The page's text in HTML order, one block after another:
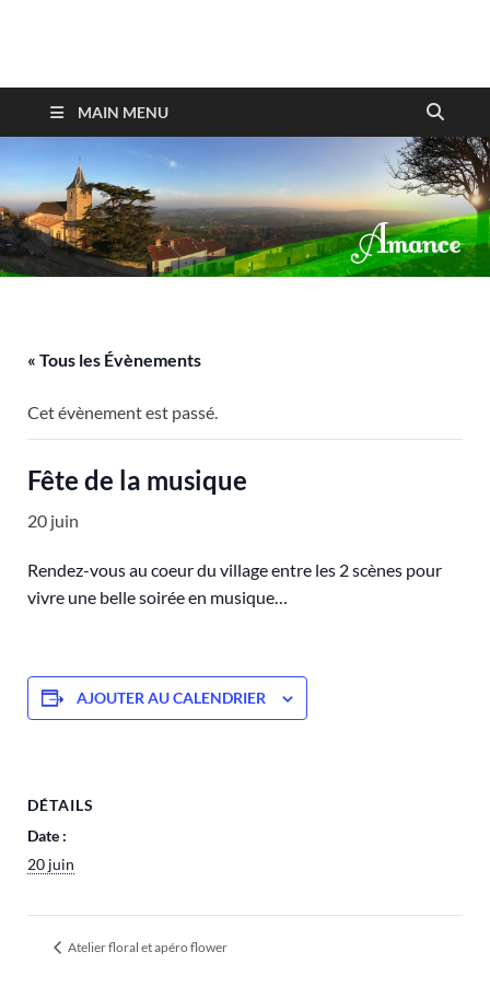
Amance
MAIN MENU
« Tous les Évènements
Cet évènement est passé.
Fête de la musique
20 juin
Rendez-vous au coeur du village entre les 2 scènes pour
vivre une belle soirée en musique…
AJOUTER AU CALENDRIER
DÉTAILS
Date :
20 juin
Atelier floral et apéro flower